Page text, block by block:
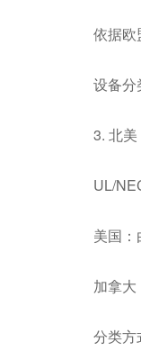
依据欧
设备分
3. 北美
UL/
美国
加拿大
分类方